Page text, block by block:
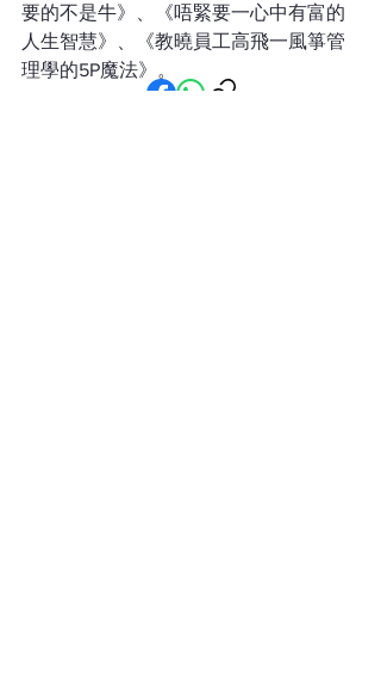
要的不是牛》、《唔緊要一心中有富的
人生智慧》、《教曉員工高飛一風箏管
理學的5P魔法》。